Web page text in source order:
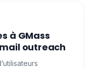
à GMass
outreach